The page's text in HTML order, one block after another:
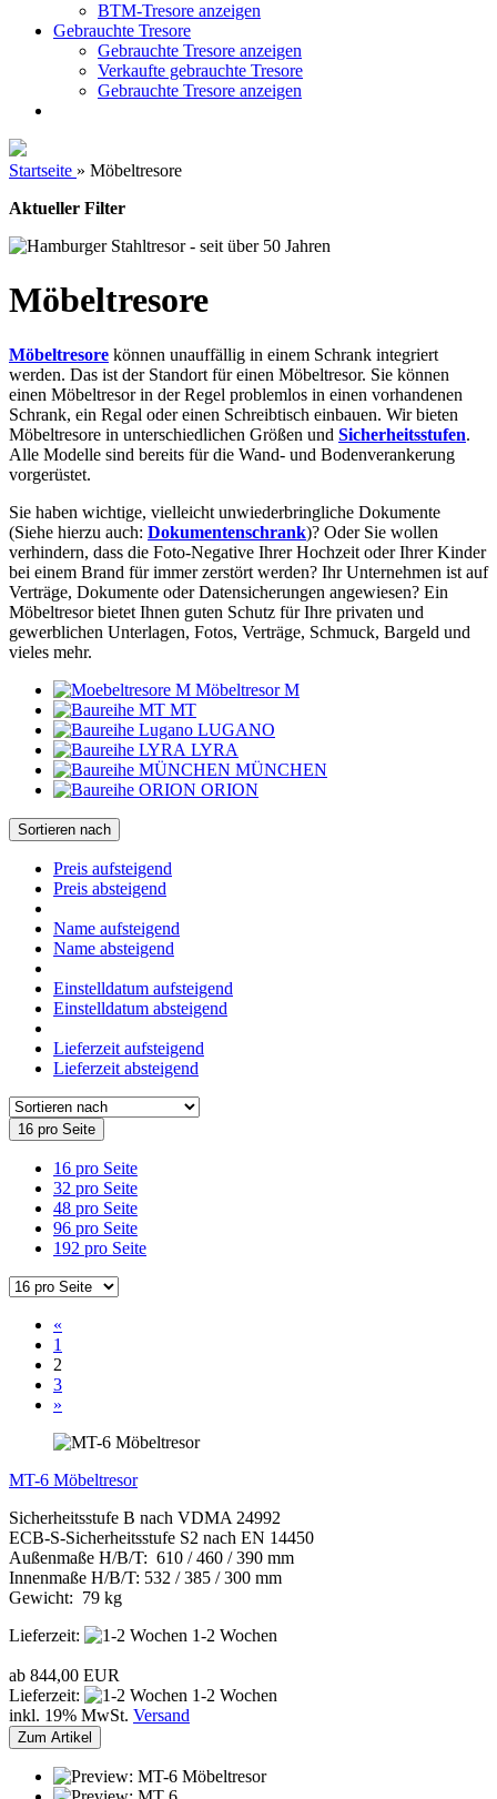
BTM-Tresore anzeigen
Gebrauchte Tresore
Gebrauchte Tresore anzeigen
Verkaufte gebrauchte Tresore
Gebrauchte Tresore anzeigen
Startseite » Möbeltresore
Aktueller Filter
Möbeltresore
Möbeltresore können unauffällig in einem Schrank integriert
werden. Das ist der Standort für einen Möbeltresor. Sie können
einen Möbeltresor in der Regel problemlos in einen vorhandenen
Schrank, ein Regal oder einen Schreibtisch einbauen. Wir bieten
Möbeltresore in unterschiedlichen Größen und Sicherheitsstufen.
Alle Modelle sind bereits für die Wand- und Bodenverankerung
vorgerüstet.
Sie haben wichtige, vielleicht unwiederbringliche Dokumente
(Siehe hierzu auch: Dokumentenschrank)? Oder Sie wollen
verhindern, dass die Foto-Negative Ihrer Hochzeit oder Ihrer Kinder
bei einem Brand für immer zerstört werden? Ihr Unternehmen ist auf
Verträge, Dokumente oder Datensicherungen angewiesen? Ein
Möbeltresor bietet Ihnen guten Schutz für Ihre privaten und
gewerblichen Unterlagen, Fotos, Verträge, Schmuck, Bargeld und
vieles mehr.
Möbeltresor M
MT
LUGANO
LYRA
MÜNCHEN
ORION
Sortieren nach
Preis aufsteigend
Preis absteigend
Name aufsteigend
Name absteigend
Einstelldatum aufsteigend
Einstelldatum absteigend
Lieferzeit aufsteigend
Lieferzeit absteigend
16 pro Seite
16 pro Seite
32 pro Seite
48 pro Seite
96 pro Seite
192 pro Seite
«
1
2
3
»
MT-6 Möbeltresor
Sicherheitsstufe B nach VDMA 24992
ECB-S-Sicherheitsstufe S2 nach EN 14450
Außenmaße H/B/T: 610 / 460 / 390 mm
Innenmaße H/B/T: 532 / 385 / 300 mm
Gewicht: 79 kg
Lieferzeit:
1-2 Wochen
ab 844,00 EUR
Lieferzeit:
1-2 Wochen
inkl. 19% MwSt. Versand
Zum Artikel